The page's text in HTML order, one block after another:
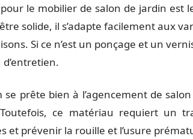
le mobilier de salon de jardin est
solide, il s’adapte facilement aux
Si ce n’est un ponçage et un
prête bien à l’agencement de
ce matériau requiert un
et prévenir la rouille et l’usure